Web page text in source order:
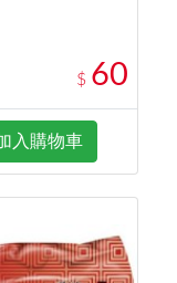
$ 60
入購物車